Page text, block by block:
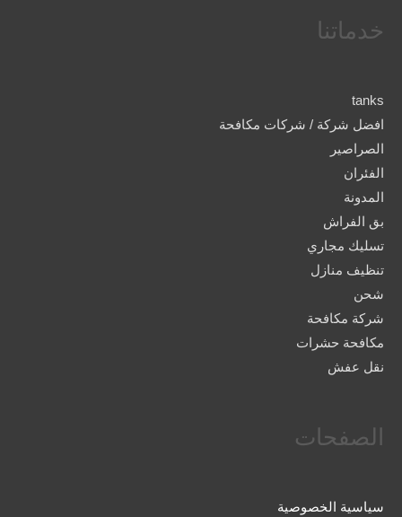
خدماتنا
tanks
افضل شركة / شركات مكافحة
الصراصير
الفئران
المدونة
بق الفراش
تسليك مجاري
تنظيف منازل
شحن
شركة مكافحة
مكافحة حشرات
نقل عفش
الصفحات
سياسية الخصوصية